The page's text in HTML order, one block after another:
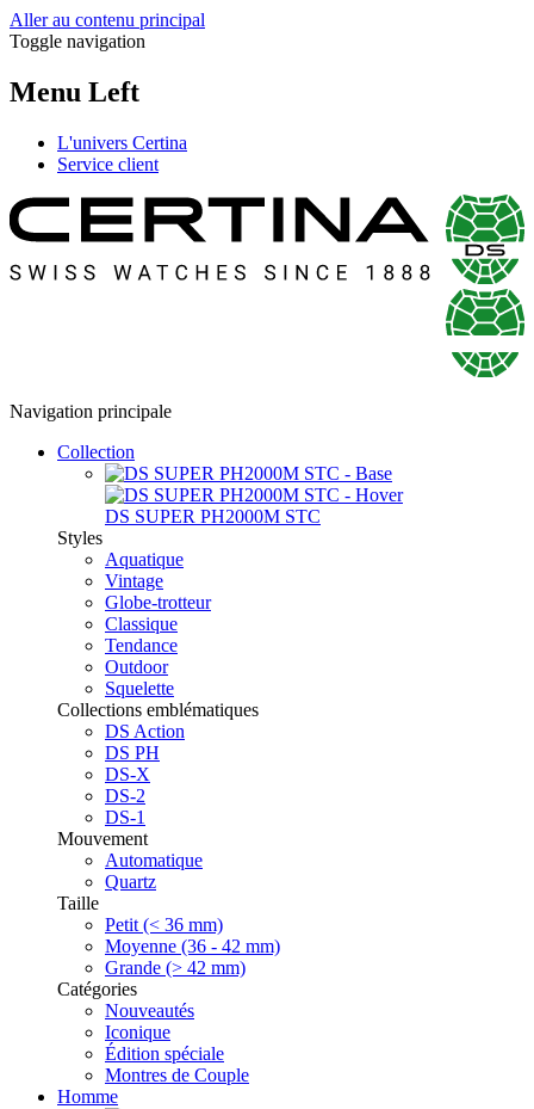
Aller au contenu principal
Toggle navigation
Menu Left
L'univers Certina
Service client
Navigation principale
Collection
DS SUPER PH2000M STC
Styles
Aquatique
Vintage
Globe-trotteur
Classique
Tendance
Outdoor
Squelette
Collections emblématiques
DS Action
DS PH
DS-X
DS-2
DS-1
Mouvement
Automatique
Quartz
Taille
Petit (< 36 mm)
Moyenne (36 - 42 mm)
Grande (> 42 mm)
Catégories
Nouveautés
Iconique
Édition spéciale
Montres de Couple
Homme